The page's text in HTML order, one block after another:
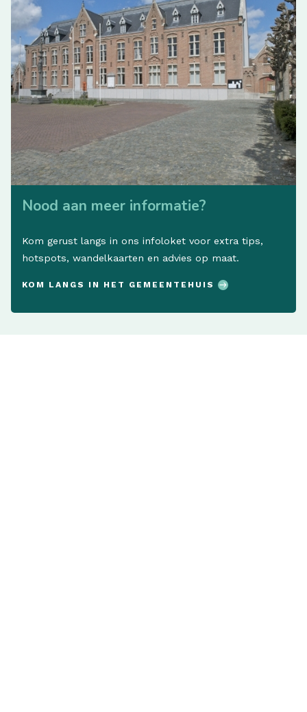
Nood aan meer informatie?
Kom gerust langs in ons infoloket voor extra tips,
hotspots, wandelkaarten en advies op maat.
KOM LANGS IN HET GEMEENTEHUIS